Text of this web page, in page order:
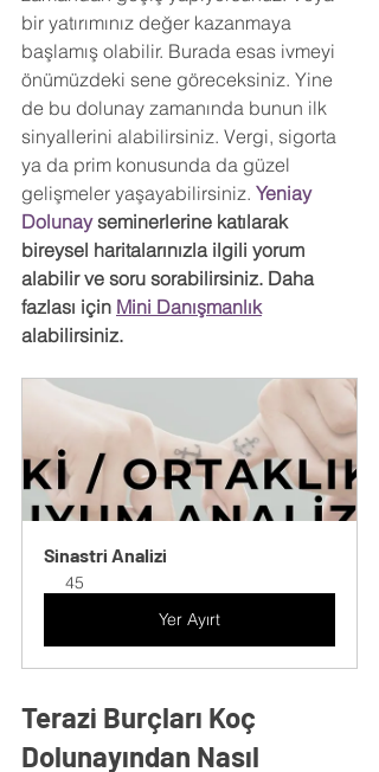
bir yatırımınız değer kazanmaya
başlamış olabilir. Burada esas ivmeyi
önümüzdeki sene göreceksiniz. Yine
de bu dolunay zamanında bunun ilk
sinyallerini alabilirsiniz. Vergi, sigorta
ya da prim konusunda da güzel
gelişmeler yaşayabilirsiniz. Yeniay
Dolunay seminerlerine katılarak
bireysel haritalarınızla ilgili yorum
alabilir ve soru sorabilirsiniz. Daha
fazlası için Mini Danışmanlık
alabilirsiniz.
Sinastri Analizi
45
Yer Ayırt
Terazi Burçları Koç
Dolunayından Nasıl